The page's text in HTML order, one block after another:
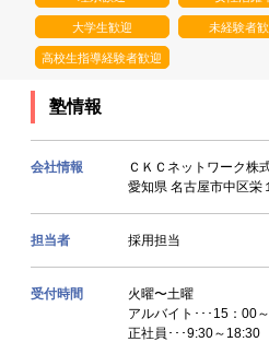
大学生歓迎 未経験者
高校生指導経験者歓迎
塾情報
会社情報
ＣＫＣネットワーク株
愛知県 名古屋市中区栄
担当者 採用担当
受付時間
火曜〜土曜
アルバイト･･･15：00
正社員･･･9:30～18:30